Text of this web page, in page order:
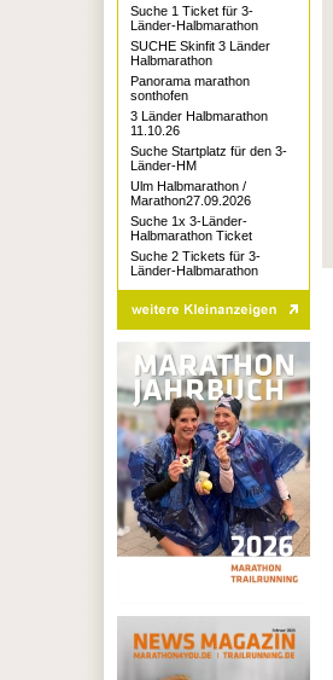
Suche 1 Ticket für 3-
Länder-Halbmarathon
SUCHE Skinfit 3 Länder
Halbmarathon
Panorama marathon
sonthofen
3 Länder Halbmarathon
11.10.26
Suche Startplatz für den 3-
Länder-HM
Ulm Halbmarathon /
Marathon27.09.2026
Suche 1x 3-Länder-
Halbmarathon Ticket
Suche 2 Tickets für 3-
Länder-Halbmarathon